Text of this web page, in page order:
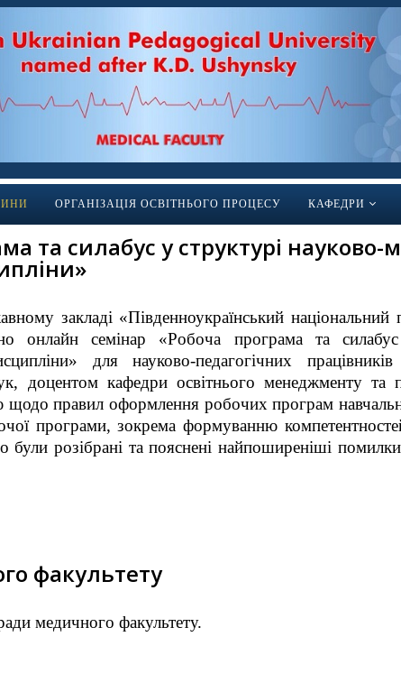
ОРГАНІЗАЦІЯ ОСВІТНЬОГО ПРОЦЕСУ КАФЕДРИ
та силабус у структурі науково-
закладі «Південноукраїнський національний
онлайн семінар «Робоча програма та силабус
для науково-педагогічних
доцентом кафедри освітнього менеджменту
правил оформлення робочих програм
програми, зокрема формуванню
були розібрані та пояснені найпоширеніші
факультету
медичного факультету.